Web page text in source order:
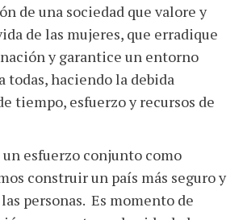
de una sociedad que valore y
de las mujeres, que erradique
y garantice un entorno
todas, haciendo la debida
tiempo, esfuerzo y recursos de
un esfuerzo conjunto como
construir un país más seguro y
personas. Es momento de